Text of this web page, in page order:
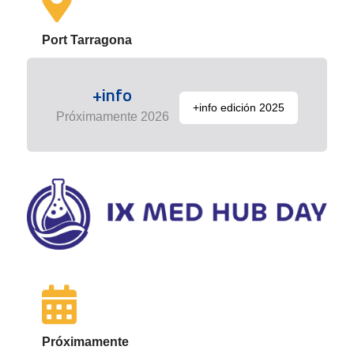
Port Tarragona
+info
Próximamente 2026
+info edición 2025
Próximamente